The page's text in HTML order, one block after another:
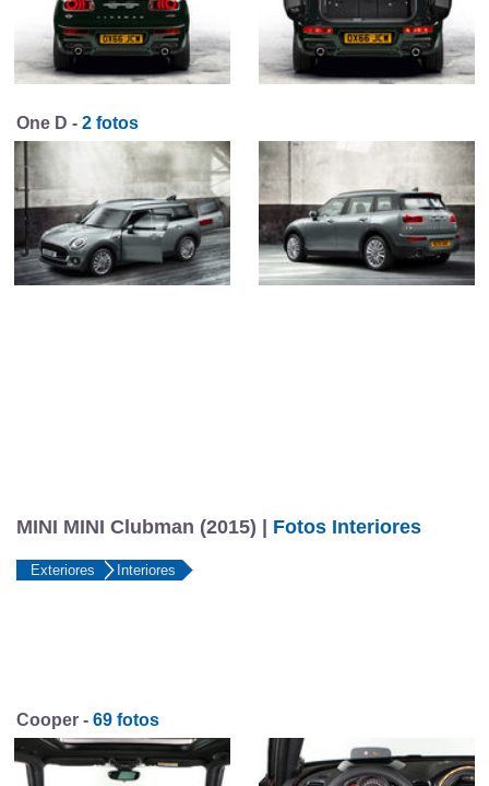
One D - 2 fotos
MINI MINI Clubman (2015) | Fotos Interiores
Exteriores Interiores
Cooper - 69 fotos